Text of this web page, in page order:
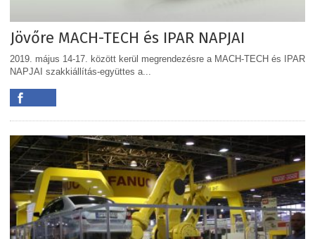
Jövőre MACH-TECH és IPAR NAPJAI
2019. május 14-17. között kerül megrendezésre a MACH-TECH és IPAR
NAPJAI szakkiállítás-együttes a...